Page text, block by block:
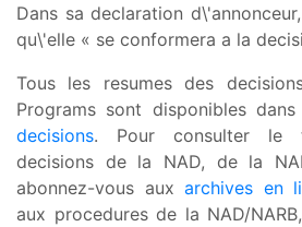
Dans sa declaration
qu\'elle « se conformera a la
Tous les resumes des
Programs sont disponibles
decisions. Pour consulter le
decisions de la NAD, de la
abonnez-vous auxarchives en
aux procedures de la NAD/